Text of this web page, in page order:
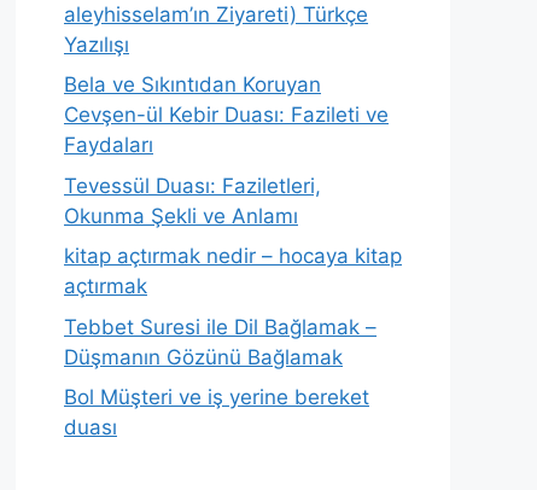
aleyhisselam’ın Ziyareti) Türkçe
Yazılışı
Bela ve Sıkıntıdan Koruyan
Cevşen-ül Kebir Duası: Fazileti ve
Faydaları
Tevessül Duası: Faziletleri,
Okunma Şekli ve Anlamı
kitap açtırmak nedir – hocaya kitap
açtırmak
Tebbet Suresi ile Dil Bağlamak –
Düşmanın Gözünü Bağlamak
Bol Müşteri ve iş yerine bereket
duası